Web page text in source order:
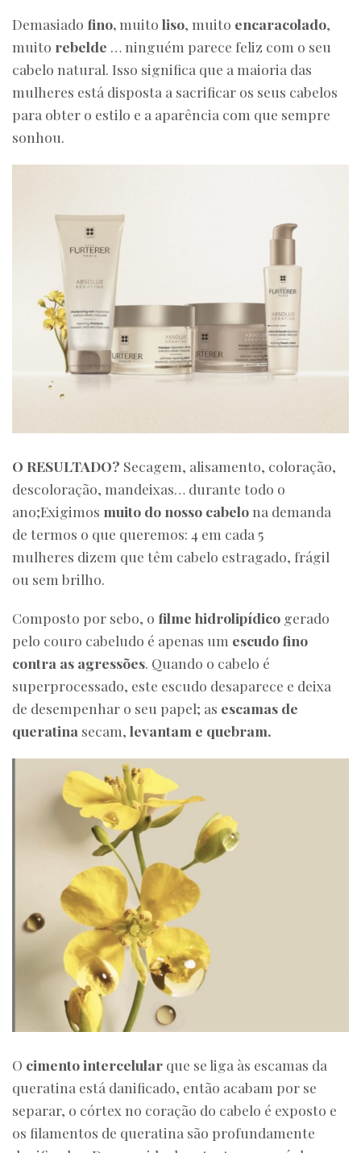
Demasiado fino,muito liso, muito encaracolado,
muito rebelde … ninguém parece feliz com o seu
cabelo natural. Isso significa que a maioria das
mulheres está disposta a sacrificar os seus cabelos
para obter o estilo e a aparência com que sempre
sonhou.
O RESULTADO? Secagem, alisamento, coloração,
descoloração, mandeixas… durante todo o
ano;Exigimos muito do nosso cabelona demanda
de termos o que queremos: 4 em cada 5
mulheres dizem que têm cabelo estragado, frágil
ou sem brilho.
Composto por sebo, o filme hidrolipídico gerado
pelo couro cabeludo é apenas um escudo fino
contra as agressões. Quando o cabelo é
superprocessado, este escudo desaparece e deixa
de desempenhar o seu papel; as escamas de
queratina secam, levantam e quebram.
O cimento intercelular que se liga às escamas da
queratina está danificado, então acabam por se
separar, o córtex no coração do cabelo é exposto e
os filamentos de queratina são profundamente